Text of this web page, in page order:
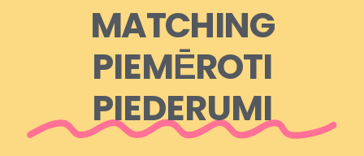
MATCHING
PIEMĒROTI
PIEDERUMI